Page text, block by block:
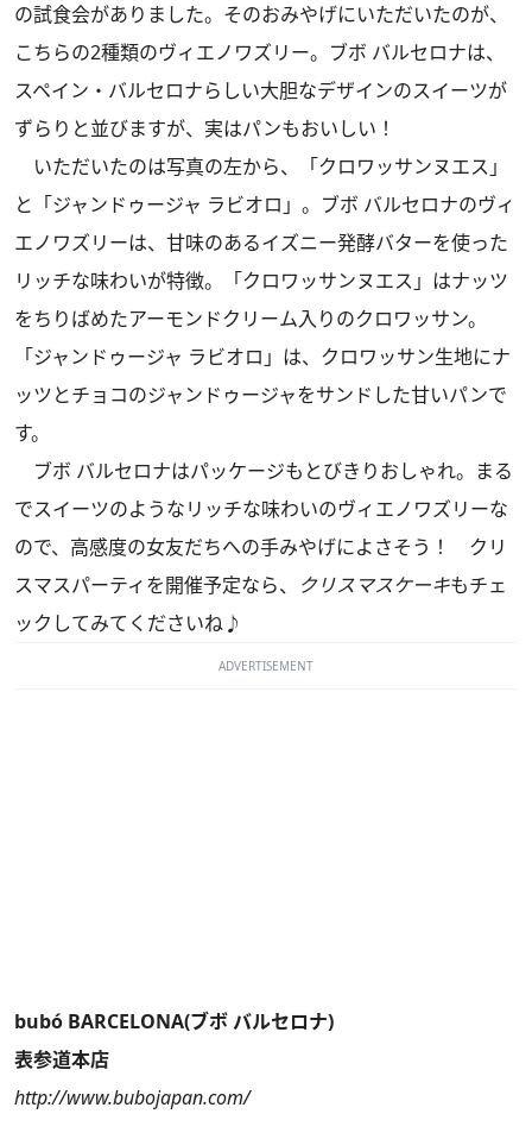
の試食会がありました。そのおみやげにいただいたのが、
こちらの2種類のヴィエノワズリー。ブボ バルセロナは、
スペイン・バルセロナらしい大胆なデザインのスイーツが
ずらりと並びますが、実はパンもおいしい！
いただいたのは写真の左から、「クロワッサンヌエス」
と「ジャンドゥージャ ラビオロ」。ブボ バルセロナのヴィ
エノワズリーは、甘味のあるイズニー発酵バターを使った
リッチな味わいが特徴。「クロワッサンヌエス」はナッツ
をちりばめたアーモンドクリーム入りのクロワッサン。
「ジャンドゥージャ ラビオロ」は、クロワッサン生地にナ
ッツとチョコのジャンドゥージャをサンドした甘いパンで
す。
ブボ バルセロナはパッケージもとびきりおしゃれ。まる
でスイーツのようなリッチな味わいのヴィエノワズリーな
ので、高感度の女友だちへの手みやげによさそう！ クリ
スマスパーティを開催予定なら、
クリスマスケーキもチェ
ックしてみてくださいね♪
ADVERTISEMENT
bubó BARCELONA(ブボ バルセロナ)
表参道本店
http://www.bubojapan.com/